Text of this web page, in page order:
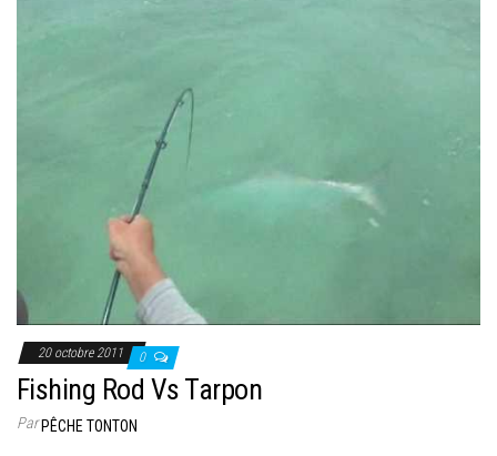
20 octobre 2011 0
Fishing Rod Vs Tarpon
ParPÊCHE TONTON